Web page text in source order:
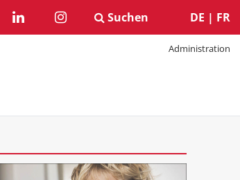
Administration
DE | FR
Suchen